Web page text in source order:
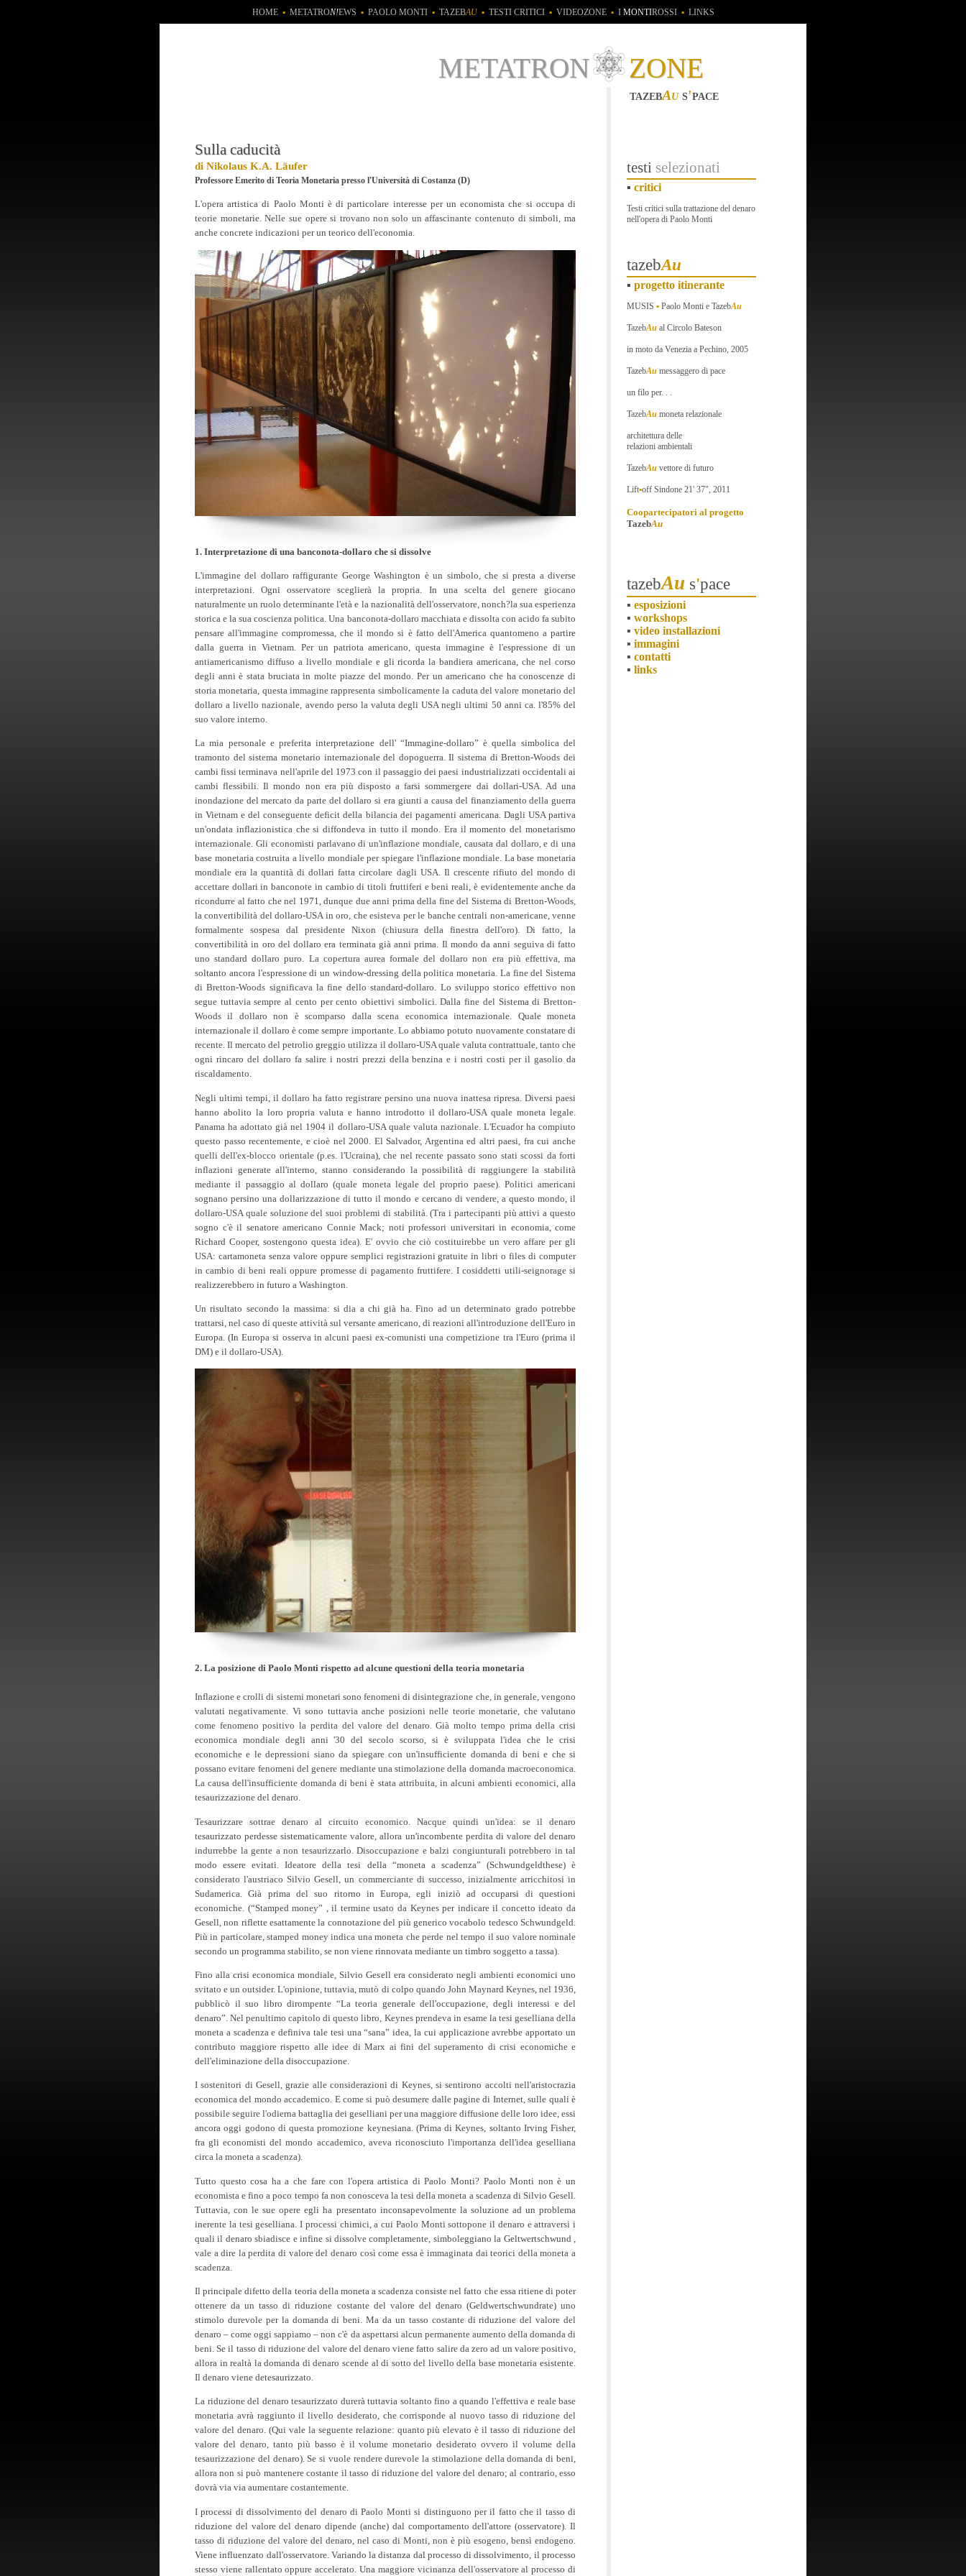
HOME▪ METATRON!EWS ▪ PAOLO MONTI▪ TAZEBAU▪ TESTI CRITICI▪ VIDEOZONE▪ I MONTIROSSI▪ LINKS
metatron zone
tazebAu s'pace
Sulla caducità
di Nikolaus K.A. Läufer
Professore Emerito di Teoria Monetaria presso l'Università di Costanza (D)
L'opera artistica di Paolo Monti è di particolare interesse per un economista che si occupa di
teorie monetarie. Nelle sue opere si trovano non solo un affascinante contenuto di simboli, ma
anche concrete indicazioni per un teorico dell'economia.
1. Interpretazione di una banconota-dollaro che si dissolve
L'immagine del dollaro raffigurante George Washington è un simbolo, che si presta a diverse
interpretazioni. Ogni osservatore sceglierà la propria. In una scelta del genere giocano
naturalmente un ruolo determinante l'età e la nazionalità dell'osservatore, nonch?la sua esperienza
storica e la sua coscienza politica. Una banconota-dollaro macchiata e dissolta con acido fa subito
pensare all'immagine compromessa, che il mondo si è fatto dell'America quantomeno a partire
dalla guerra in Vietnam. Per un patriota americano, questa immagine è l'espressione di un
antiamericanismo diffuso a livello mondiale e gli ricorda la bandiera americana, che nel corso
degli anni è stata bruciata in molte piazze del mondo. Per un americano che ha conoscenze di
storia monetaria, questa immagine rappresenta simbolicamente la caduta del valore monetario del
dollaro a livello nazionale, avendo perso la valuta degli USA negli ultimi 50 anni ca. l'85% del
suo valore interno.
La mia personale e preferita interpretazione dell' “Immagine-dollaro” è quella simbolica del
tramonto del sistema monetario internazionale del dopoguerra. Il sistema di Bretton-Woods dei
cambi fissi terminava nell'aprile del 1973 con il passaggio dei paesi industrializzati occidentali ai
cambi flessibili. Il mondo non era più disposto a farsi sommergere dai dollari-USA. Ad una
inondazione del mercato da parte del dollaro si era giunti a causa del finanziamento della guerra
in Vietnam e del conseguente deficit della bilancia dei pagamenti americana. Dagli USA partiva
un'ondata inflazionistica che si diffondeva in tutto il mondo. Era il momento del monetarismo
internazionale. Gli economisti parlavano di un'inflazione mondiale, causata dal dollaro, e di una
base monetaria costruita a livello mondiale per spiegare l'inflazione mondiale. La base monetaria
mondiale era la quantità di dollari fatta circolare dagli USA. Il crescente rifiuto del mondo di
accettare dollari in banconote in cambio di titoli fruttiferi e beni reali, è evidentemente anche da
ricondurre al fatto che nel 1971, dunque due anni prima della fine del Sistema di Bretton-Woods,
la convertibilità del dollaro-USA in oro, che esisteva per le banche centrali non-americane, venne
formalmente sospesa dal presidente Nixon (chiusura della finestra dell'oro). Di fatto, la
convertibilità in oro del dollaro era terminata già anni prima. Il mondo da anni seguiva di fatto
uno standard dollaro puro. La copertura aurea formale del dollaro non era più effettiva, ma
soltanto ancora l'espressione di un window-dressing della politica monetaria. La fine del Sistema
di Bretton-Woods significava la fine dello standard-dollaro. Lo sviluppo storico effettivo non
segue tuttavia sempre al cento per cento obiettivi simbolici. Dalla fine del Sistema di Bretton-
Woods il dollaro non è scomparso dalla scena economica internazionale. Quale moneta
internazionale il dollaro è come sempre importante. Lo abbiamo potuto nuovamente constatare di
recente. Il mercato del petrolio greggio utilizza il dollaro-USA quale valuta contrattuale, tanto che
ogni rincaro del dollaro fa salire i nostri prezzi della benzina e i nostri costi per il gasolio da
riscaldamento.
Negli ultimi tempi, il dollaro ha fatto registrare persino una nuova inattesa ripresa. Diversi paesi
hanno abolito la loro propria valuta e hanno introdotto il dollaro-USA quale moneta legale.
Panama ha adottato già nel 1904 il dollaro-USA quale valuta nazionale. L'Ecuador ha compiuto
questo passo recentemente, e cioè nel 2000. El Salvador, Argentina ed altri paesi, fra cui anche
quelli dell'ex-blocco orientale (p.es. l'Ucraina), che nel recente passato sono stati scossi da forti
inflazioni generate all'interno, stanno considerando la possibilità di raggiungere la stabilità
mediante il passaggio al dollaro (quale moneta legale del proprio paese). Politici americani
sognano persino una dollarizzazione di tutto il mondo e cercano di vendere, a questo mondo, il
dollaro-USA quale soluzione del suoi problemi di stabilità. (Tra i partecipanti più attivi a questo
sogno c'è il senatore americano Connie Mack; noti professori universitari in economia, come
Richard Cooper, sostengono questa idea). E' ovvio che ciò costituirebbe un vero affare per gli
USA: cartamoneta senza valore oppure semplici registrazioni gratuite in libri o files di computer
in cambio di beni reali oppure promesse di pagamento fruttifere. I cosiddetti utili-seignorage si
realizzerebbero in futuro a Washington.
Un risultato secondo la massima: si dia a chi già ha. Fino ad un determinato grado potrebbe
trattarsi, nel caso di queste attività sul versante americano, di reazioni all'introduzione dell'Euro in
Europa. (In Europa si osserva in alcuni paesi ex-comunisti una competizione tra l'Euro (prima il
DM) e il dollaro-USA).
2. La posizione di Paolo Monti rispetto ad alcune questioni della teoria monetaria
Inflazione e crolli di sistemi monetari sono fenomeni di disintegrazione che, in generale, vengono
valutati negativamente. Vi sono tuttavia anche posizioni nelle teorie monetarie, che valutano
come fenomeno positivo la perdita del valore del denaro. Già molto tempo prima della crisi
economica mondiale degli anni '30 del secolo scorso, si è sviluppata l'idea che le crisi
economiche e le depressioni siano da spiegare con un'insufficiente domanda di beni e che si
possano evitare fenomeni del genere mediante una stimolazione della domanda macroeconomica.
La causa dell'insufficiente domanda di beni è stata attribuita, in alcuni ambienti economici, alla
tesaurizzazione del denaro.
Tesaurizzare sottrae denaro al circuito economico. Nacque quindi un'idea: se il denaro
tesaurizzato perdesse sistematicamente valore, allora un'incombente perdita di valore del denaro
indurrebbe la gente a non tesaurizzarlo. Disoccupazione e balzi congiunturali potrebbero in tal
modo essere evitati. Ideatore della tesi della “moneta a scadenza” (Schwundgeldthese) è
considerato l'austriaco Silvio Gesell, un commerciante di successo, inizialmente arricchitosi in
Sudamerica. Già prima del suo ritorno in Europa, egli iniziò ad occuparsi di questioni
economiche. (“Stamped money” , il termine usato da Keynes per indicare il concetto ideato da
Gesell, non riflette esattamente la connotazione del più generico vocabolo tedesco Schwundgeld.
Più in particolare, stamped money indica una moneta che perde nel tempo il suo valore nominale
secondo un programma stabilito, se non viene rinnovata mediante un timbro soggetto a tassa).
Fino alla crisi economica mondiale, Silvio Gesell era considerato negli ambienti economici uno
svitato e un outsider. L'opinione, tuttavia, mutò di colpo quando John Maynard Keynes, nel 1936,
pubblicò il suo libro dirompente “La teoria generale dell'occupazione, degli interessi e del
denaro”. Nel penultimo capitolo di questo libro, Keynes prendeva in esame la tesi geselliana della
moneta a scadenza e definiva tale tesi una “sana” idea, la cui applicazione avrebbe apportato un
contributo maggiore rispetto alle idee di Marx ai fini del superamento di crisi economiche e
dell'eliminazione della disoccupazione.
I sostenitori di Gesell, grazie alle considerazioni di Keynes, si sentirono accolti nell'aristocrazia
economica del mondo accademico. E come si può desumere dalle pagine di Internet, sulle quali è
possibile seguire l'odierna battaglia dei geselliani per una maggiore diffusione delle loro idee, essi
ancora oggi godono di questa promozione keynesiana. (Prima di Keynes, soltanto Irving Fisher,
fra gli economisti del mondo accademico, aveva riconosciuto l'importanza dell'idea geselliana
circa la moneta a scadenza).
Tutto questo cosa ha a che fare con l'opera artistica di Paolo Monti? Paolo Monti non è un
economista e fino a poco tempo fa non conosceva la tesi della moneta a scadenza di Silvio Gesell.
Tuttavia, con le sue opere egli ha presentato inconsapevolmente la soluzione ad un problema
inerente la tesi geselliana. I processi chimici, a cui Paolo Monti sottopone il denaro e attraversi i
quali il denaro sbiadisce e infine si dissolve completamente, simboleggiano la Geltwertschwund ,
vale a dire la perdita di valore del denaro così come essa è immaginata dai teorici della moneta a
scadenza.
Il principale difetto della teoria della moneta a scadenza consiste nel fatto che essa ritiene di poter
ottenere da un tasso di riduzione costante del valore del denaro (Geldwertschwundrate) uno
stimolo durevole per la domanda di beni. Ma da un tasso costante di riduzione del valore del
denaro – come oggi sappiamo – non c'è da aspettarsi alcun permanente aumento della domanda di
beni. Se il tasso di riduzione del valore del denaro viene fatto salire da zero ad un valore positivo,
allora in realtà la domanda di denaro scende al di sotto del livello della base monetaria esistente.
Il denaro viene detesaurizzato.
La riduzione del denaro tesaurizzato durerà tuttavia soltanto fino a quando l'effettiva e reale base
monetaria avrà raggiunto il livello desiderato, che corrisponde al nuovo tasso di riduzione del
valore del denaro. (Qui vale la seguente relazione: quanto più elevato è il tasso di riduzione del
valore del denaro, tanto più basso è il volume monetario desiderato ovvero il volume della
tesaurizzazione del denaro). Se si vuole rendere durevole la stimolazione della domanda di beni,
allora non si può mantenere costante il tasso di riduzione del valore del denaro; al contrario, esso
dovrà via via aumentare costantemente.
I processi di dissolvimento del denaro di Paolo Monti si distinguono per il fatto che il tasso di
riduzione del valore del denaro dipende (anche) dal comportamento dell'attore (osservatore). Il
tasso di riduzione del valore del denaro, nel caso di Monti, non è più esogeno, bensì endogeno.
Viene influenzato dall'osservatore. Variando la distanza dal processo di dissolvimento, il processo
stesso viene rallentato oppure accelerato. Una maggiore vicinanza dell'osservatore al processo di
testi selezionati
▪ critici
Testi critici sulla trattazione del denaro
nell'opera di Paolo Monti
tazebAu
▪ progetto itinerante
MUSIS ▪ Paolo Monti e TazebAu
TazebAu al Circolo Bateson
in moto da Venezia a Pechino, 2005
TazebAu messaggero di pace
un filo per. . .
TazebAu moneta relazionale
architettura delle
relazioni ambientali
TazebAu vettore di futuro
Lift▪off Sindone 21' 37", 2011
Coopartecipatori al progetto
TazebAu
tazebAu s'pace
▪ esposizioni
▪ workshops
▪ video installazioni
▪ immagini
▪ contatti
▪ links